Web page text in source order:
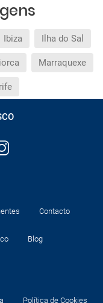
Ibiza Ilha do Sal
Marraquexe
Contacto
Blog
Política de Cookies